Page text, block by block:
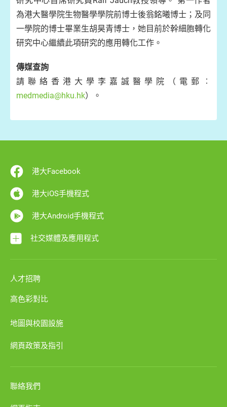
為港大醫學院生物醫學學院前博士後翁銘曦博士；及同
一學院的博士畢業生胡昊青博士，她目前於幹細胞轉化
研究中心繼續此項研究的應用轉化工作。
傳媒查詢
請聯絡香港大學李嘉誠醫學院（電郵︰
medmedia@hku.hk）。
港大Facebook
港大iOS手機程式
港大Android手機程式
社交媒體及應用程式
人才招聘
高色彩對比
地圖與校園設施
網頁政策及指引
聯絡我們